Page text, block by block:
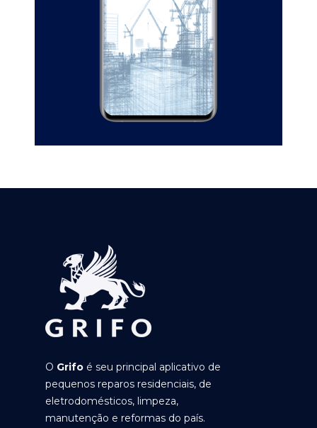
O Grifo é seu principal aplicativo de
pequenos reparos residenciais, de
eletrodomésticos, limpeza,
manutenção e reformas do país.